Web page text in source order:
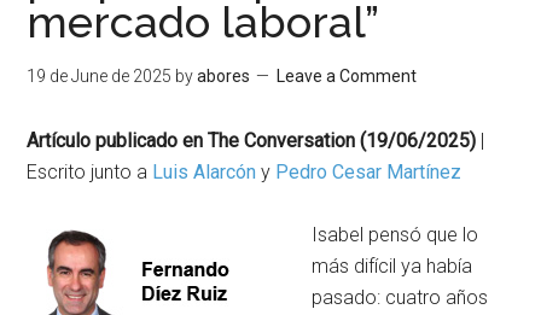
mercado laboral”
19 de June de 2025 byabores Leave a Comment
Artículo publicado en The Conversation (19/06/2025) |
Escrito junto a Luis Alarcón y Pedro Cesar Martínez
Isabel pensó que lo
más difícil ya había
pasado: cuatro años